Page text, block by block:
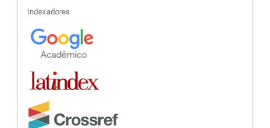
indexadores
Indexadores